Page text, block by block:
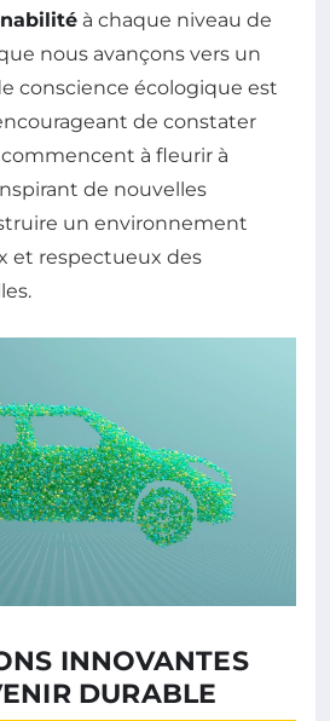
à chaque niveau de
nous avançons vers un
conscience écologique est
de constater
à fleurir à
de nouvelles
un environnement
et respectueux des
INNOVANTES
DURABLE